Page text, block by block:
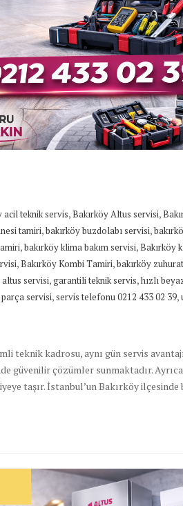
acil teknik servis,Bakırköy Altus servisi,
tamiri,bakırköy buzdolabı servisi,
,bakırköy klima bakım servisi,Bakırköy
,Bakırköy Kombi Tamiri,bakırköy
servisi,garantili teknik servis,hızlı
servisi,servis telefonu 0212 433 02 39,
teknik kadrosu, aynı gün servis
güvenilir çözümler sunmaktadır.
taşır. İstanbul’un Bakırköy